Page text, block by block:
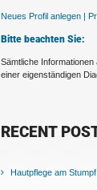
Neues Profil anlegen |
Bitte beachten Sie:
Sämtliche
einer eigenständigen
RECENT
Hautpflege am